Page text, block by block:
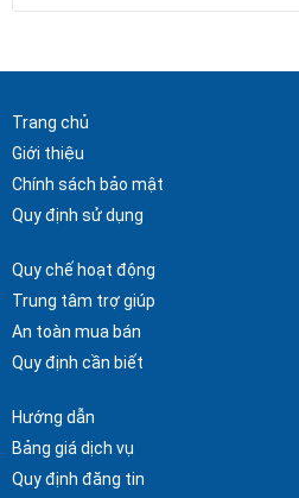
Trang chủ
Giới thiệu
Chính sách bảo mật
Quy định sử dụng
Quy chế hoạt động
Trung tâm trợ giúp
An toàn mua bán
Quy định cần biết
Hướng dẫn
Bảng giá dịch vụ
Quy định đăng tin